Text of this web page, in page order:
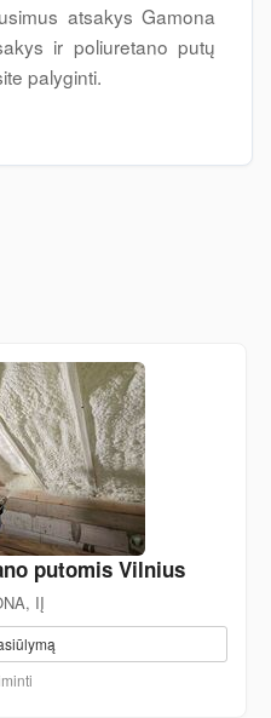
atsakys Gamona
ir poliuretano putų
palyginti.
putomis Vilnius
IĮ